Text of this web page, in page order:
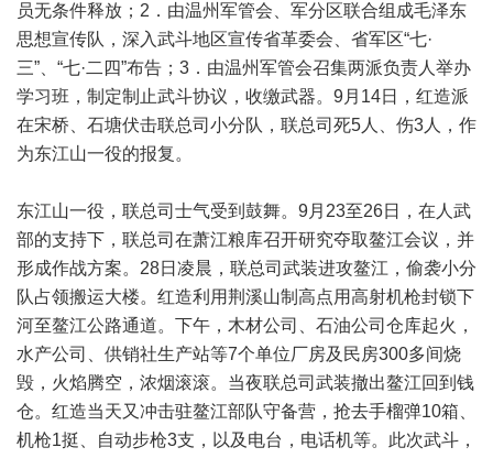
员无条件释放；2．由温州军管会、军分区联合组成毛泽东
思想宣传队，深入武斗地区宣传省革委会、省军区“七·
三”、“七·二四”布告；3．由温州军管会召集两派负责人举办
学习班，制定制止武斗协议，收缴武器。9月14日，红造派
在宋桥、石塘伏击联总司小分队，联总司死5人、伤3人，作
为东江山一役的报复。
东江山一役，联总司士气受到鼓舞。9月23至26日，在人武
部的支持下，联总司在萧江粮库召开研究夺取鳌江会议，并
形成作战方案。28日凌晨，联总司武装进攻鳌江，偷袭小分
队占领搬运大楼。红造利用荆溪山制高点用高射机枪封锁下
河至鳌江公路通道。下午，木材公司、石油公司仓库起火，
水产公司、供销社生产站等7个单位厂房及民房300多间烧
毁，火焰腾空，浓烟滚滚。当夜联总司武装撤出鳌江回到钱
仓。红造当天又冲击驻鳌江部队守备营，抢去手榴弹10箱、
机枪1挺、自动步枪3支，以及电台，电话机等。此次武斗，